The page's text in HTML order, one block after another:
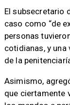
El subsecretario
caso como “de
personas
cotidianas, y
de la
Asimismo,
que ciertamente